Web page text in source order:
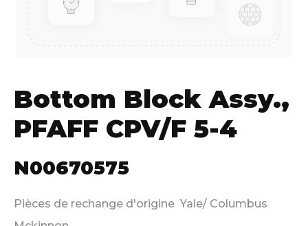
Bottom Block Assy.,
PFAFF CPV/F 5-4
N00670575
Pièces de rechange d'origine Yale/ Columbus